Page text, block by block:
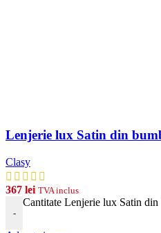
Lenjerie lux Satin din
Clasy
367 lei TVA inclus
-
Cantitate Lenjerie lux Satin